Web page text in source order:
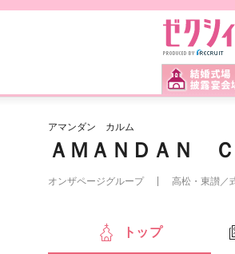
アマンダン カルム
ＡＭＡＮＤＡＮ Ｃ
オンザページグループ 高松・東讃／
トップ